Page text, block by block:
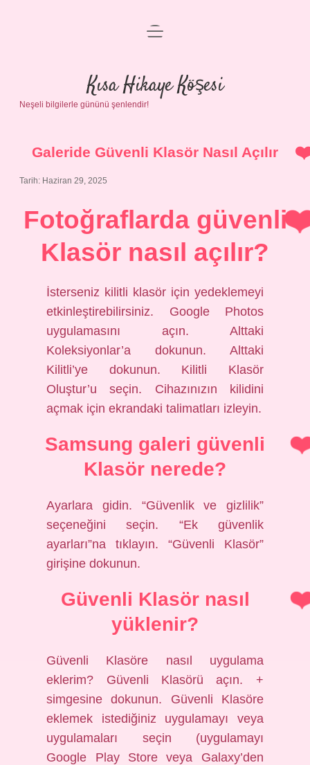
Anasayfa
Gizlilik Politikası
Yasal Uyarı
menüyü
Kısa Hikaye Köşesi
Neşeli bilgilerle gününü şenlendir!
Galeride Güvenli Klasör Nasıl Açılır
Tarih: Haziran 29, 2025
Fotoğraflarda güvenli
Klasör nasıl açılır?
İsterseniz kilitli klasör için yedeklemeyi
etkinleştirebilirsiniz. Google Photos
uygulamasını açın. Alttaki
Koleksiyonlar’a dokunun. Alttaki
Kilitli’ye dokunun. Kilitli Klasör
Oluştur’u seçin. Cihazınızın kilidini
açmak için ekrandaki talimatları izleyin.
Samsung galeri güvenli
Klasör nerede?
Ayarlara gidin. “Güvenlik ve gizlilik”
seçeneğini seçin. “Ek güvenlik
ayarları”na tıklayın. “Güvenli Klasör”
girişine dokunun.
Güvenli Klasör nasıl
yüklenir?
Güvenli Klasöre nasıl uygulama
eklerim? Güvenli Klasörü açın. +
simgesine dokunun. Güvenli Klasöre
eklemek istediğiniz uygulamayı veya
uygulamaları seçin (uygulamayı
Google Play Store veya Galaxy’den